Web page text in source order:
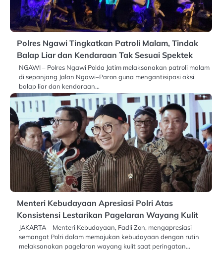
Polres Ngawi Tingkatkan Patroli Malam, Tindak
Balap Liar dan Kendaraan Tak Sesuai Spektek
NGAWI – Polres Ngawi Polda Jatim melaksanakan patroli malam
di sepanjang Jalan Ngawi–Paron guna mengantisipasi aksi
balap liar dan kendaraan…
Menteri Kebudayaan Apresiasi Polri Atas
Konsistensi Lestarikan Pagelaran Wayang Kulit
JAKARTA – Menteri Kebudayaan, Fadli Zon, mengapresiasi
semangat Polri dalam memajukan kebudayaan dengan rutin
melaksanakan pagelaran wayang kulit saat peringatan…